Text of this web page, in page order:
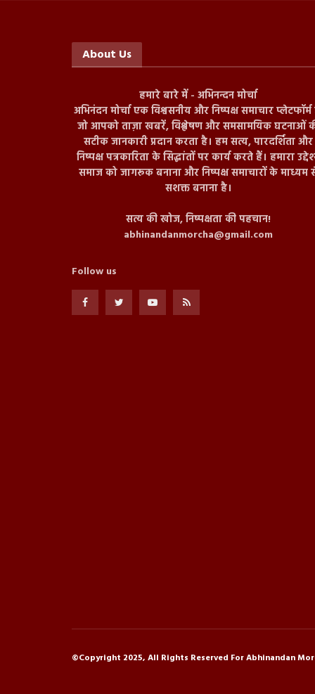
About Us
हमारे बारे में - अभिनन्दन मोर्चा
अभिनंदन मोर्चा एक विश्वसनीय और निष्पक्ष समाचार
जो आपको ताज़ा खबरें, विश्लेषण और समसामयिक घटनाओं
सटीक जानकारी प्रदान करता है। हम सत्य, पारदर्शिता और
निष्पक्ष पत्रकारिता के सिद्धांतों पर कार्य करते हैं। हमारा
समाज को जागरूक बनाना और निष्पक्ष समाचारों के माध्यम
सशक्त बनाना है।
सत्य की खोज, निष्पक्षता की पहचान!
abhinandanmorcha@gmail.com
Follow us
©Copyright 2025, All Rights Reserved For Abhinandan